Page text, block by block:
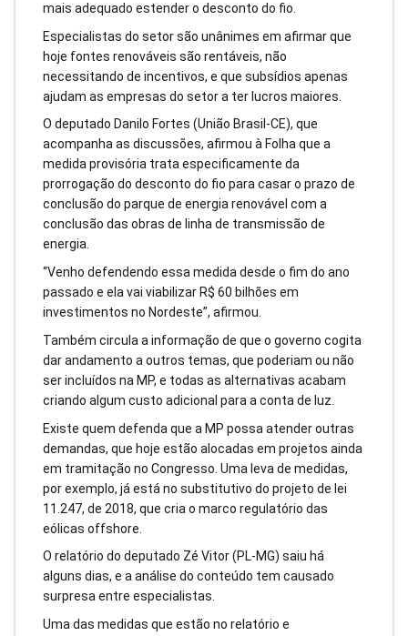
mais adequado estender o desconto do fio.
Especialistas do setor são unânimes em afirmar que
hoje fontes renováveis são rentáveis, não
necessitando de incentivos, e que subsídios apenas
ajudam as empresas do setor a ter lucros maiores.
O deputado Danilo Fortes (União Brasil-CE), que
acompanha as discussões, afirmou à Folha que a
medida provisória trata especificamente da
prorrogação do desconto do fio para casar o prazo de
conclusão do parque de energia renovável com a
conclusão das obras de linha de transmissão de
energia.
“Venho defendendo essa medida desde o fim do ano
passado e ela vai viabilizar R$ 60 bilhões em
investimentos no Nordeste”, afirmou.
Também circula a informação de que o governo cogita
dar andamento a outros temas, que poderiam ou não
ser incluídos na MP, e todas as alternativas acabam
criando algum custo adicional para a conta de luz.
Existe quem defenda que a MP possa atender outras
demandas, que hoje estão alocadas em projetos ainda
em tramitação no Congresso. Uma leva de medidas,
por exemplo, já está no substitutivo do projeto de lei
11.247, de 2018, que cria o marco regulatório das
eólicas offshore.
O relatório do deputado Zé Vitor (PL-MG) saiu há
alguns dias, e a análise do conteúdo tem causado
surpresa entre especialistas.
Uma das medidas que estão no relatório e